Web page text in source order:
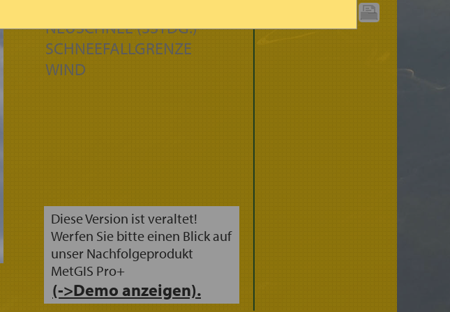
NEUSCHNEE (3STDG.)
SCHNEEFALLGRENZE
WIND
Diese Version ist veraltet!
Werfen Sie bitte einen Blick auf
unser Nachfolgeprodukt
MetGIS Pro+
(->Demo anzeigen).